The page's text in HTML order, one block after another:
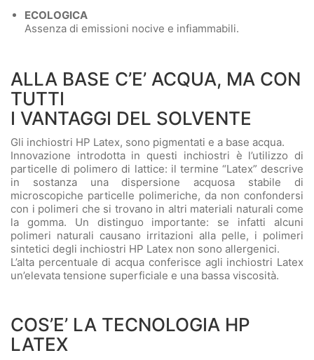
ECOLOGICA
Assenza di emissioni nocive e infiammabili.
ALLA BASE C’E’ ACQUA, MA CON
TUTTI
I VANTAGGI DEL SOLVENTE
Gli inchiostri HP Latex, sono pigmentati e a base acqua.
Innovazione introdotta in questi inchiostri è l’utilizzo di
particelle di polimero di lattice: il termine “Latex” descrive
in sostanza una dispersione acquosa stabile di
microscopiche particelle polimeriche, da non confondersi
con i polimeri che si trovano in altri materiali naturali come
la gomma. Un distinguo importante: se infatti alcuni
polimeri naturali causano irritazioni alla pelle, i polimeri
sintetici degli inchiostri HP Latex non sono allergenici.
L’alta percentuale di acqua conferisce agli inchiostri Latex
un’elevata tensione superficiale e una bassa viscosità.
COS’E’ LA TECNOLOGIA HP
LATEX